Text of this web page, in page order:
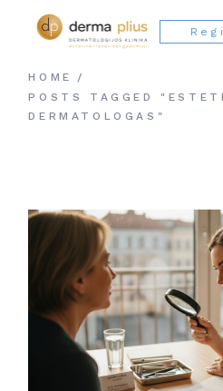
HOME
POSTS TAGGED
DERMATOLOGAS"